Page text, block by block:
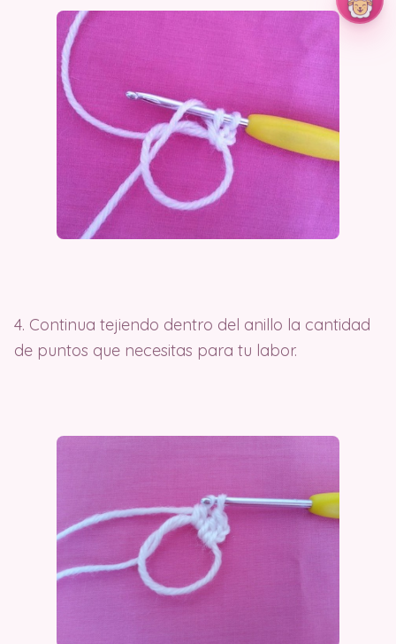
4. Continua tejiendo dentro del anillo la cantidad
de puntos que necesitas para tu labor.